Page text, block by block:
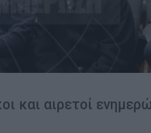
και αιρετοί